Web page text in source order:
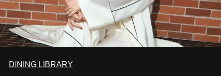
DINING LIBRARY